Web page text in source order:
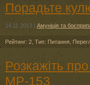
Порадьте
14.11.2013 | Амуніція та
Рейтинг: 2 Тип: Питання
Розкажіть
МР-153